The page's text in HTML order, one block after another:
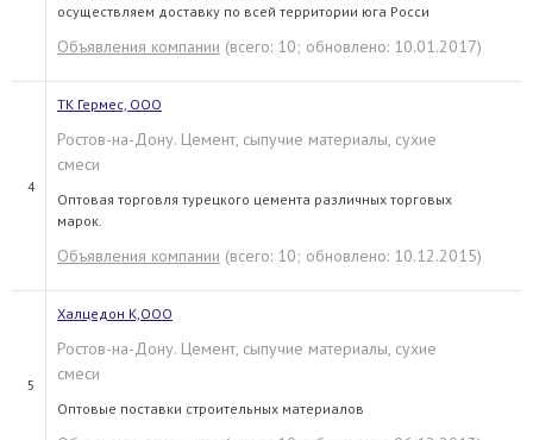
осуществляем доставку по всей территории юга Росси
Объявления компании (всего: 10; обновлено: 10.01.2017)
4
ТК Гермес, ООО
Ростов-на-Дону. Цемент, сыпучие материалы, сухие
смеси
Оптовая торговля турецкого цемента различных торговых
марок.
Объявления компании (всего: 10; обновлено: 10.12.2015)
5
Халцедон К,ООО
Ростов-на-Дону. Цемент, сыпучие материалы, сухие
смеси
Оптовые поставки строительных материалов